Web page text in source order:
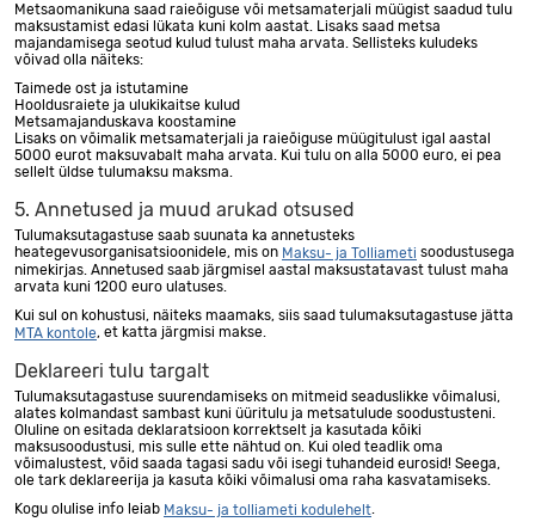
Metsaomanikuna saad raieõiguse või metsamaterjali müügist saadud tulu
maksustamist edasi lükata kuni kolm aastat. Lisaks saad metsa
majandamisega seotud kulud tulust maha arvata. Sellisteks kuludeks
võivad olla näiteks:
Taimede ost ja istutamine
Hooldusraiete ja ulukikaitse kulud
Metsamajanduskava koostamine
Lisaks on võimalik metsamaterjali ja raieõiguse müügitulust igal aastal
5000 eurot maksuvabalt maha arvata. Kui tulu on alla 5000 euro, ei pea
sellelt üldse tulumaksu maksma.
5. Annetused ja muud arukad otsused
Tulumaksutagastuse saab suunata ka annetusteks
heategevusorganisatsioonidele, mis on Maksu- ja Tolliameti soodustusega
nimekirjas. Annetused saab järgmisel aastal maksustatavast tulust maha
arvata kuni 1200 euro ulatuses.
Kui sul on kohustusi, näiteks maamaks, siis saad tulumaksutagastuse jätta
MTA kontole, et katta järgmisi makse.
Deklareeri tulu targalt
Tulumaksutagastuse suurendamiseks on mitmeid seaduslikke võimalusi,
alates kolmandast sambast kuni üüritulu ja metsatulude soodustusteni.
Oluline on esitada deklaratsioon korrektselt ja kasutada kõiki
maksusoodustusi, mis sulle ette nähtud on. Kui oled teadlik oma
võimalustest, võid saada tagasi sadu või isegi tuhandeid eurosid! Seega,
ole tark deklareerija ja kasuta kõiki võimalusi oma raha kasvatamiseks.
Kogu olulise info leiab Maksu- ja tolliameti kodulehelt